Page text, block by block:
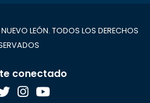
LEÓN. TODOS LOS DERECHOS
conectado